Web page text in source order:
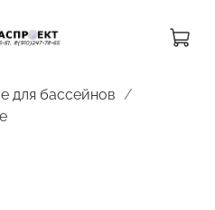
для бассейнов